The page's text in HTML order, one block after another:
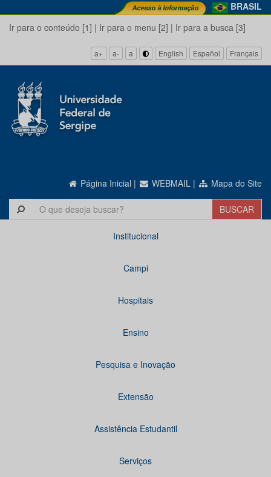
BRASIL
Ir para o conteúdo [1] | Ir para o menu [2] | Ir para a busca [3]
a+ a- a English Español Français
Página Inicial | WEBMAIL | Mapa do Site
Institucional
Campi
Hospitais
Ensino
Pesquisa e Inovação
Extensão
Assistência Estudantil
Serviços